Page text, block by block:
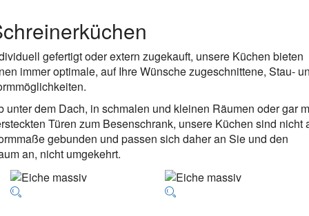
gefertigt oder extern zugekauft, unsere Küchen bieten
immer optimale, auf Ihre Wünsche zugeschnittene, Stau-
unter dem Dach, in schmalen und kleinen Räumen oder gar
Türen zum Besenschrank, unsere Küchen sind nicht
gebunden und passen sich daher an Sie und den
an, nicht umgekehrt.